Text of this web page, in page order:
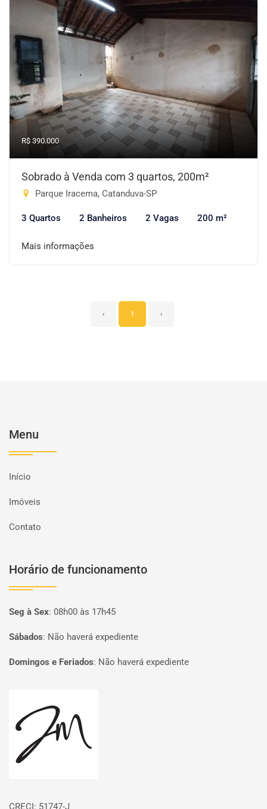
R$ 390.000
Sobrado à Venda com 3 quartos, 200m²
Parque Iracema, Catanduva-SP
3 Quartos 2 Banheiros 2 Vagas 200 m²
Mais informações
‹ 1 ›
Menu
Início
Imóveis
Contato
Horário de funcionamento
Seg à Sex: 08h00 às 17h45
Sábados: Não haverá expediente
Domingos e Feriados: Não haverá expediente
CRECI: 51747-J